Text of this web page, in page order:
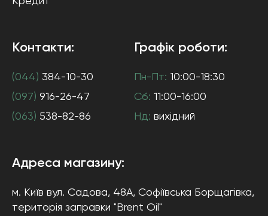
Контакти:
(044) 384-10-30
(097) 916-26-47
(063) 538-82-86
Графік роботи:
Пн-Пт: 10:00-18:30
Сб: 11:00-16:00
Нд: вихідний
Адреса магазину:
м. Київ вул. Садова, 48А, Софіївська Борщагівка,
територія заправки "Brent Oil"